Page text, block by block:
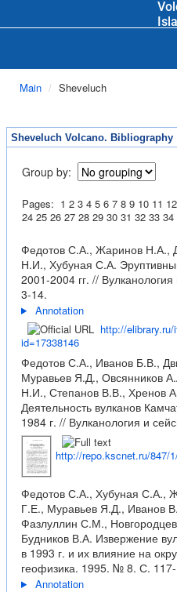
Main Sheveluch
Sheveluch Volcano. Bibliography
Group by:
Pages: 1 2 3 4 5 6 7 8 9 10 11 12
24 25 26 27 28 29 30 31 32 33 34
Федотов С.А., Жаринов Н.А.,
Н.И., Хубуная С.А.
2001-2004 гг. //
3-14.
Annotation
http://
id=17338146
Федотов С.А., Иванов Б.В.,
Муравьев Я.Д., Овсянников
Н.И., Степанов В.В., Хренов
Деятельность вулканов
1984 г. // Вулканология и
http://repo.kscnet.ru/847/
Федотов С.А., Хубуная С.А.,
Г.Е., Муравьев Я.Д., Иванов
Фазлуллин С.М.,
Будников В.А. Извержение
в 1993 г. и их влияние на
геофизика. 1995. № 8. С.
Annotation